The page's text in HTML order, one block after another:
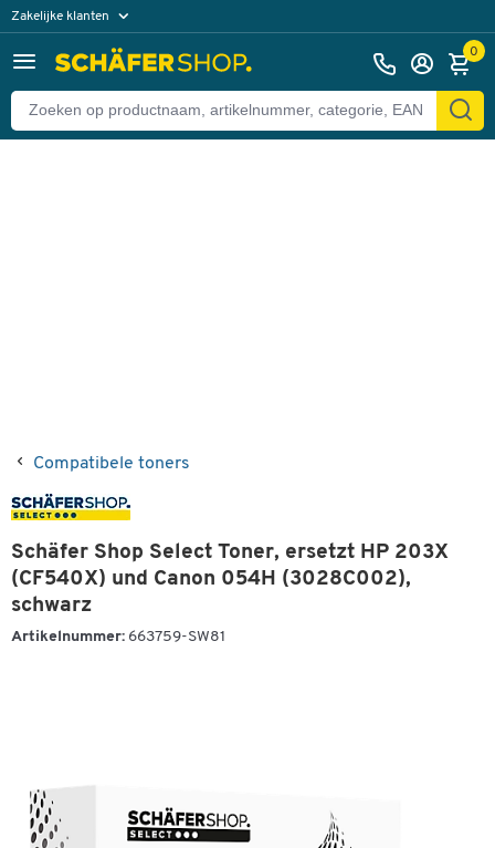
Zakelijke klanten
Particuliere klanten 0
Compatibele toners
Schäfer Shop Select Toner, ersetzt HP 203X
(CF540X) und Canon 054H (3028C002),
schwarz
Artikelnummer: 663759-SW81
Terug